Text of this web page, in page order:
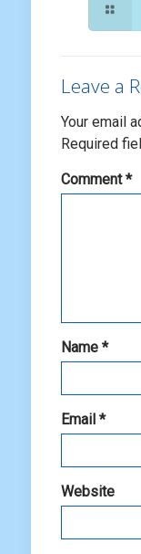
Leave a
Your email
Required
Comment*
Name *
Email *
Website